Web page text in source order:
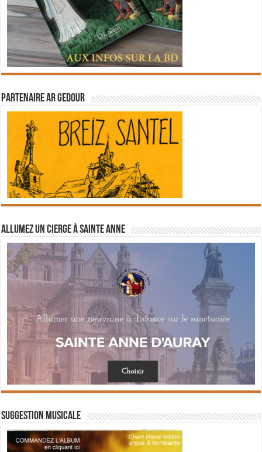
Partenaire Ar Gedour
Allumez un cierge à Sainte Anne
Suggestion musicale